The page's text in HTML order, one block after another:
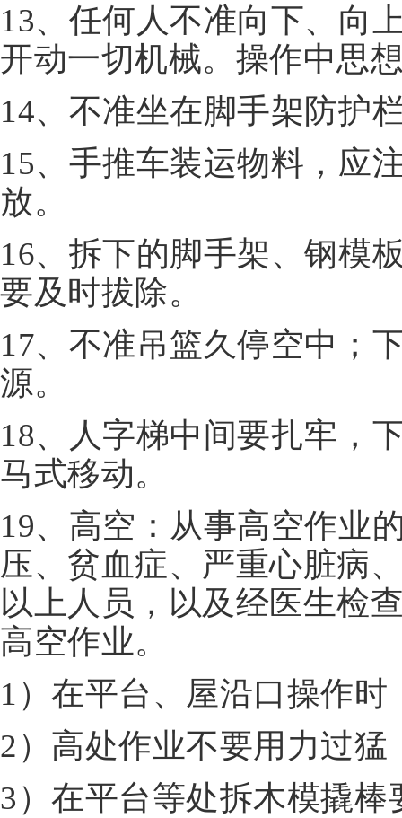
13、任何人不准向下、向
开动一切机械。操作中思
14、不准坐在脚手架防护
15、手推车装运物料，应
放。
16、拆下的脚手架、钢模
要及时拔除。
17、不准吊篮久停空中；
源。
18、人字梯中间要扎牢，
马式移动。
19、高空：从事高空作业
压、贫血症、严重心脏病
以上人员，以及经医生检
高空作业。
1）在平台、屋沿口操作
2）高处作业不要用力过
3）在平台等处拆木模撬